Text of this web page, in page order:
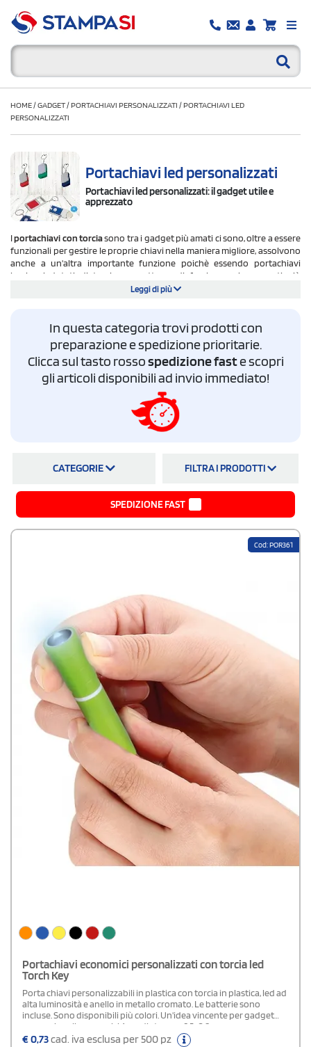
HOME/GADGET/PORTACHIAVI PERSONALIZZATI /PORTACHIAVI LED
PERSONALIZZATI
Portachiavi led personalizzati
Portachiavi led personalizzati: il gadget utile e
apprezzato
Iportachiavi con torciasono tra i gadget più amati ci sono, oltre a essere
funzionali per gestire le proprie chiavi nella maniera migliore, assolvono
anche a un'altra importante funzione poichè essendo portachiavi
luminosi dotati di torcia permettono di far luce nei momenti più
inaspettati o comunque quando si creano dei presupposti per i quali
Leggi di più
In questa categoria trovi prodotti con
preparazione e spedizione prioritarie.
Clicca sul tasto rossospedizione faste scopri
gli articoli disponibili ad invio immediato!
CATEGORIE FILTRA I PRODOTTI
SPEDIZIONE FAST
Cod: POR361
Portachiavi economici personalizzati con torcia led
Torch Key
Porta chiavi personalizzabili in plastica con torcia in plastica, led ad
alta luminosità e anello in metallo cromato. Le batterie sono
incluse. Sono disponibili più colori. Un'idea vincente per gadget
promozionali economici.Area di stampa: 3,5x0,8 cm
€0,73cad. iva esclusa per 500 pz